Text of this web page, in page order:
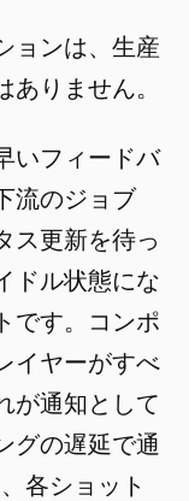
ョンは、生産
りません。
いフィードバ
流のジョブ
ス更新を待っ
ドル状態にな
です。コンポ
イヤーがすべ
が通知として
グの遅延で通
各ショット